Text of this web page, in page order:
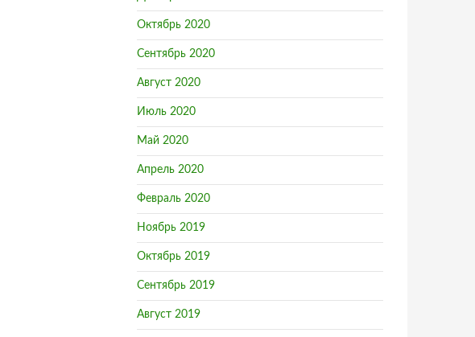
Октябрь 2020
Сентябрь 2020
Август 2020
Июль 2020
Май 2020
Апрель 2020
Февраль 2020
Ноябрь 2019
Октябрь 2019
Сентябрь 2019
Август 2019